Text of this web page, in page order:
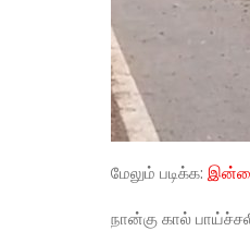
மேலும் படிக்க:
நான்கு கால்